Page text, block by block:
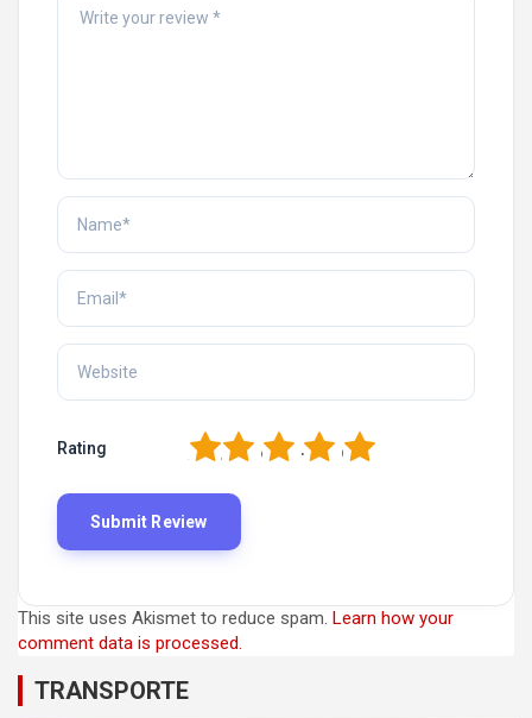
Rating 5
4
3
2
This site uses Akismet to reduce spam. Learn how your
comment data is processed.
TRANSPORTE